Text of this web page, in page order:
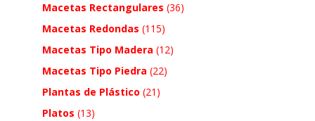
Macetas Rectangulares (36)
Macetas Redondas (115)
Macetas Tipo Madera (12)
Macetas Tipo Piedra (22)
Plantas de Plástico (21)
Platos (13)